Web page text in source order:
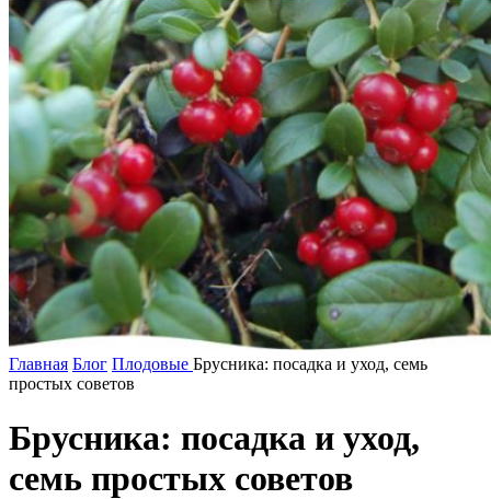
Главная Блог Плодовые Брусника: посадка и уход, семь
простых советов
Брусника: посадка и уход,
семь простых советов